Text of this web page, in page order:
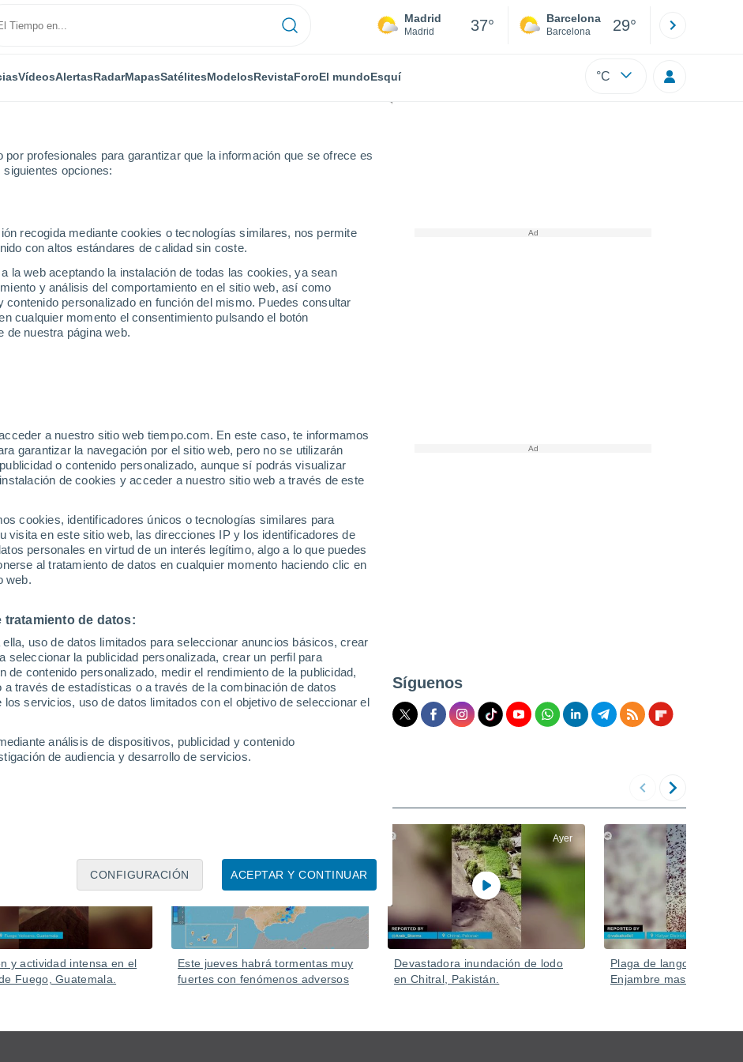
profesionales para garantizar que la información que se ofrece es
opciones:
recogida mediante cookies o tecnologías similares, nos permite
con altos estándares de calidad sin coste.
la web aceptando la instalación de todas las cookies, ya sean
y análisis del comportamiento en el sitio web, así como
personalizado en función del mismo. Puedes consultar
cualquier momento el consentimiento pulsando el botón
de nuestra página web.
a nuestro sitio web tiempo.com. En este caso, te informamos
garantizar la navegación por el sitio web, pero no se utilizarán
o contenido personalizado, aunque sí podrás visualizar
de cookies y acceder a nuestro sitio web a través de este
cookies, identificadores únicos o tecnologías similares para
en este sitio web, las direcciones IP y los identificadores de
personales en virtud de un interés legítimo, algo a lo que puedes
al tratamiento de datos en cualquier momento haciendo clic en
web.
de datos:
uso de datos limitados para seleccionar anuncios básicos, crear
seleccionar la publicidad personalizada, crear un perfil para
contenido personalizado, medir el rendimiento de la publicidad,
través de estadísticas o a través de la combinación de datos
servicios, uso de datos limitados con el objetivo de seleccionar el
análisis de dispositivos, publicidad y contenido
de audiencia y desarrollo de servicios.
ACEPTAR Y CONTINUAR
CONFIGURACIÓN
Madrid
Madrid 37° Barcelona
Barcelona 29°
VídeosAlertasRadarMapasSatélitesModelosRevistaForoEl mundoEsquí °C
daños en la región central de KwaZulu-Natal, Sudáfrica
grandes daños en
Natal, Sudáfrica
por su clima variable, donde las tormentas de granizo son
atmosféricas favorables en la región.
Síguenos
y actividad intensa en el
Fuego, Guatemala.
Este jueves habrá tormentas muy
fuertes con fenómenos adversos
Ayer
Devastadora inundación de lodo
en Chitral, Pakistán.
Plaga de langostas en
Enjambre masivo en